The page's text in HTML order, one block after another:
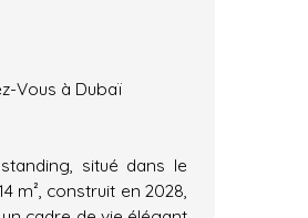
Vous à Dubaï
situé dans le
m², construit en 2028,